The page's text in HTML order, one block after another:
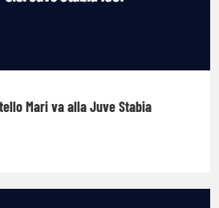
Mari va alla Juve Stabia